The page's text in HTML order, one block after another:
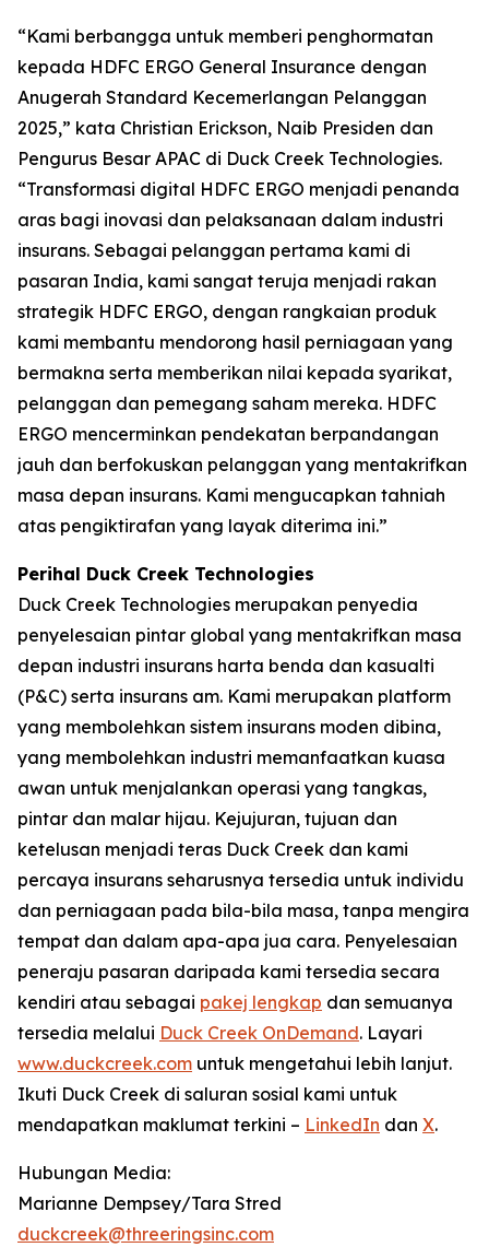
“Kami berbangga untuk memberi penghormatan
kepada HDFC ERGO General Insurance dengan
Anugerah Standard Kecemerlangan Pelanggan
2025,” kata Christian Erickson, Naib Presiden dan
Pengurus Besar APAC di Duck Creek Technologies.
“Transformasi digital HDFC ERGO menjadi penanda
aras bagi inovasi dan pelaksanaan dalam industri
insurans. Sebagai pelanggan pertama kami di
pasaran India, kami sangat teruja menjadi rakan
strategik HDFC ERGO, dengan rangkaian produk
kami membantu mendorong hasil perniagaan yang
bermakna serta memberikan nilai kepada syarikat,
pelanggan dan pemegang saham mereka. HDFC
ERGO mencerminkan pendekatan berpandangan
jauh dan berfokuskan pelanggan yang mentakrifkan
masa depan insurans. Kami mengucapkan tahniah
atas pengiktirafan yang layak diterima ini.”
Perihal Duck Creek Technologies
Duck Creek Technologies merupakan penyedia
penyelesaian pintar global yang mentakrifkan masa
depan industri insurans harta benda dan kasualti
(P&C) serta insurans am. Kami merupakan platform
yang membolehkan sistem insurans moden dibina,
yang membolehkan industri memanfaatkan kuasa
awan untuk menjalankan operasi yang tangkas,
pintar dan malar hijau. Kejujuran, tujuan dan
ketelusan menjadi teras Duck Creek dan kami
percaya insurans seharusnya tersedia untuk individu
dan perniagaan pada bila-bila masa, tanpa mengira
tempat dan dalam apa-apa jua cara. Penyelesaian
peneraju pasaran daripada kami tersedia secara
kendiri atau sebagai pakej lengkap dan semuanya
tersedia melalui Duck Creek OnDemand. Layari
www.duckcreek.com untuk mengetahui lebih lanjut.
Ikuti Duck Creek di saluran sosial kami untuk
mendapatkan maklumat terkini – LinkedIn dan X.
Hubungan Media:
Marianne Dempsey/Tara Stred
duckcreek@threeringsinc.com